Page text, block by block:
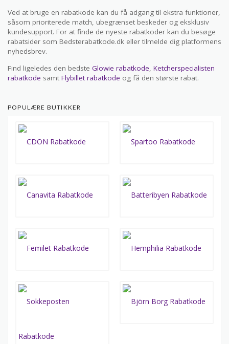
Ved at bruge en rabatkode kan du få adgang til ekstra funktioner,
såsom prioriterede match, ubegrænset beskeder og eksklusiv
kundesupport. For at finde de nyeste rabatkoder kan du besøge
rabatsider som Bedsterabatkode.dk eller tilmelde dig platformens
nyhedsbrev.
Find ligeledes den bedste Glowie rabatkode Ketcherspecialisten
rabatkode samt Flybillet rabatkode og få den største rabat.
POPULÆRE BUTIKKER